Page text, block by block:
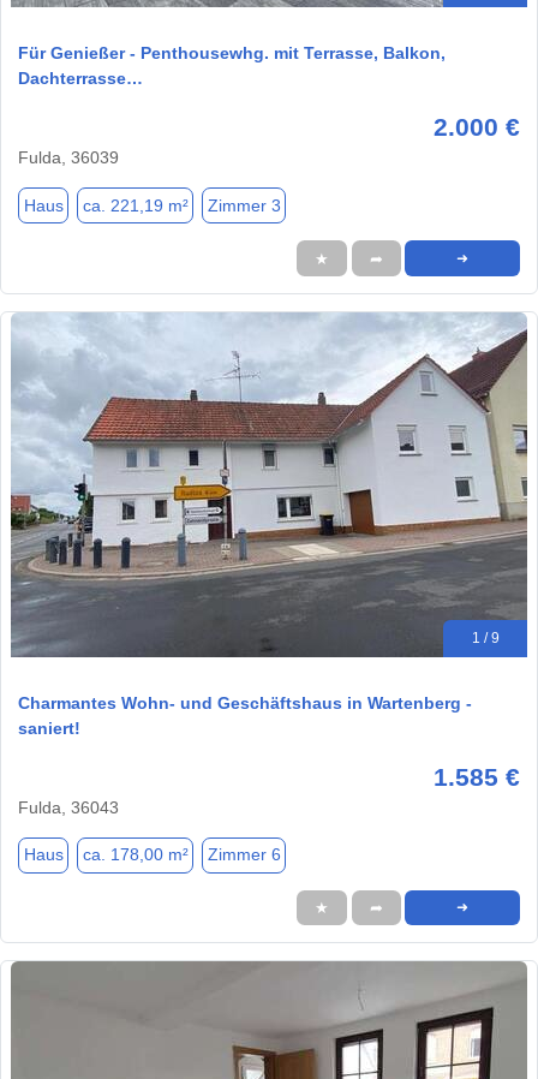
Für Genießer - Penthousewhg. mit Terrasse, Balkon,
Dachterrasse…
2.000 €
Fulda, 36039
Haus ca. 221,19 m² Zimmer 3
★ ➦ ➜
1 / 9
Charmantes Wohn- und Geschäftshaus in Wartenberg -
saniert!
1.585 €
Fulda, 36043
Haus ca. 178,00 m² Zimmer 6
★ ➦ ➜